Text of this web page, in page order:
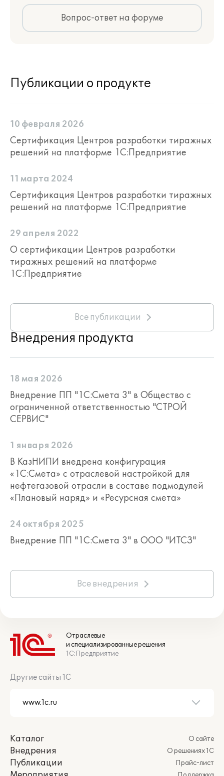
Вопрос-ответ на форуме
Публикации о продукте
10 февраля 2026
Сертификация Центров разработки тиражных
решений на платформе 1С:Предприятие
11 марта 2024
Сертификация Центров разработки тиражных
решений на платформе 1С:Предприятие
29 апреля 2022
О сертификации Центров разработки
тиражных решений на платформе
1С:Предприятие
Все публикации
Внедрения продукта
18 мая 2026
Внедрение ПП "1С:Смета 3" в Общество с
ограниченной ответственностью "СТРОЙ
СЕРВИС"
1 января 2026
В КазНИПИ внедрена конфигурация
«1С:Смета» с отраслевой настройкой для
нефтегазовой отрасли в составе подмодулей
«Плановый наряд» и «Ресурсная смета»
24 октября 2025
Внедрение ПП "1С:Смета 3" в ООО "ИТСЗ"
Все внедрения
Отраслевые
и специализированные решения
1С:Предприятие
Другие сайты 1С
Каталог
Внедрения
Публикации
О сайте
О решениях 1С
Прайс-лист